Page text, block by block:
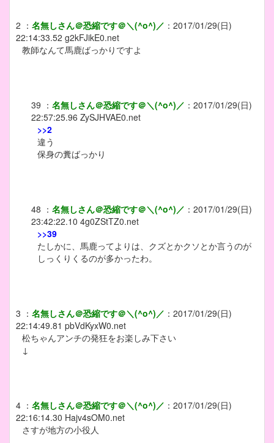
2 ： 名無しさん＠恐縮です＠＼(^o^)／ ： 2017/01/29(日)
22:14:33.52 g2kFJikE0.net
教師なんて馬鹿ばっかりですよ
39 ： 名無しさん＠恐縮です＠＼(^o^)／ ： 2017/01/29(日)
22:57:25.96 ZySJHVAE0.net
>>2
違う
保身の糞ばっかり
48 ： 名無しさん＠恐縮です＠＼(^o^)／ ： 2017/01/29(日)
23:42:22.10 4g0ZStTZ0.net
>>39
たしかに、馬鹿ってよりは、クズとかクソとか言うのが
しっくりくるのが多かったわ。
3 ： 名無しさん＠恐縮です＠＼(^o^)／ ： 2017/01/29(日)
22:14:49.81 pbVdKyxW0.net
松ちゃんアンチの発狂をお楽しみ下さい
↓
4 ： 名無しさん＠恐縮です＠＼(^o^)／ ： 2017/01/29(日)
22:16:14.30 Hajv4sOM0.net
さすが地方の小役人